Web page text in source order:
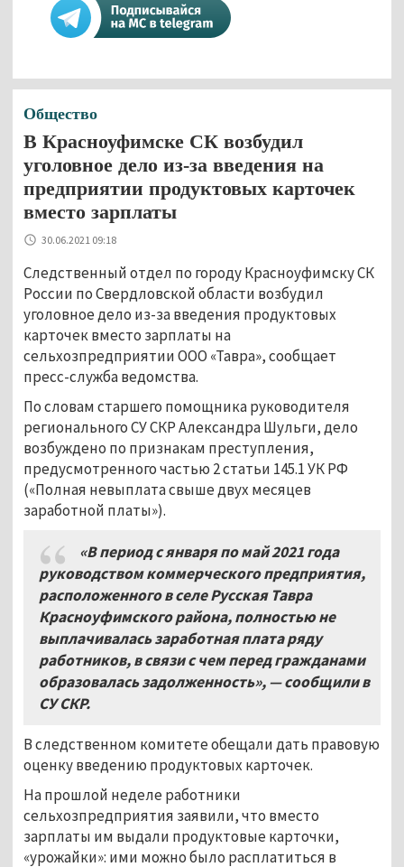
Общество
В Красноуфимске СК возбудил
уголовное дело из-за введения на
предприятии продуктовых карточек
вместо зарплаты
30.06.2021 09:18
Следственный отдел по городу Красноуфимску СК
России по Свердловской области возбудил
уголовное дело из-за введения продуктовых
карточек вместо зарплаты на
сельхозпредприятии ООО «Тавра», сообщает
пресс-служба ведомства.
По словам старшего помощника руководителя
регионального СУ СКР Александра Шульги, дело
возбуждено по признакам преступления,
предусмотренного частью 2 статьи 145.1 УК РФ
(«Полная невыплата свыше двух месяцев
заработной платы»).
«В период с января по май 2021 года
руководством коммерческого предприятия,
расположенного в селе Русская Тавра
Красноуфимского района, полностью не
выплачивалась заработная плата ряду
работников, в связи с чем перед гражданами
образовалась задолженность», — сообщили в
СУ СКР.
В следственном комитете обещали дать правовую
оценку введению продуктовых карточек.
На прошлой неделе работники
сельхозпредприятия заявили, что вместо
зарплаты им выдали продуктовые карточки,
«урожайки»: ими можно было расплатиться в